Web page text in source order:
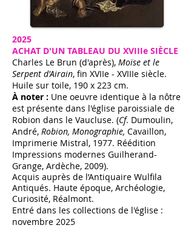
2025
ACHAT D'UN TABLEAU DU XVIIIe SIÈCLE
Charles Le Brun (d'après), Moïse et le
Serpent d'Airain, fin XVIIe - XVIIIe siècle.
Huile sur toile, 190 x 223 cm.
À noter : Une oeuvre identique à la nôtre
est présente dans l'église paroissiale de
Robion dans le Vaucluse. (Cf. Dumoulin,
André, Robion, Monographie, Cavaillon,
Imprimerie Mistral, 1977. Réédition
Impressions modernes Guilherand-
Grange, Ardèche, 2009).
Acquis auprès de l’Antiquaire Wulfila
Antiqués. Haute époque, Archéologie,
Curiosité, Réalmont.
​Entré dans les collections de l'église :
novembre 2025